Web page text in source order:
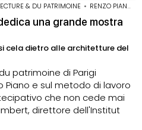
& DU PATRIMOINE • RENZO PIANO
una grande mostra
cela dietro alle architetture del
patrimoine di Parigi
Piano e sul metodo di lavoro
che non cede mai
direttore dell'Institut